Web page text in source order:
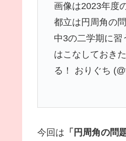
画像は2023年度
都立は円周角の
中3の二学期に習
はこなしておき
る！ おりぐち
今回は 「円周角の問